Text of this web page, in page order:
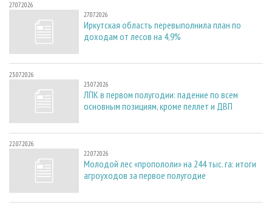
27.07.2026
27.07.2026
Иркутская область перевыполнила план по
доходам от лесов на 4,9%
23.07.2026
23.07.2026
ЛПК в первом полугодии: падение по всем
основным позициям, кроме пеллет и ДВП
22.07.2026
22.07.2026
Молодой лес «пропололи» на 244 тыс. га: итоги
агроуходов за первое полугодие